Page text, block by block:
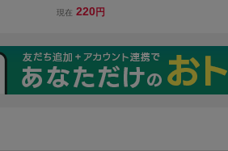
ード コスモとカーシャ
現在 220円